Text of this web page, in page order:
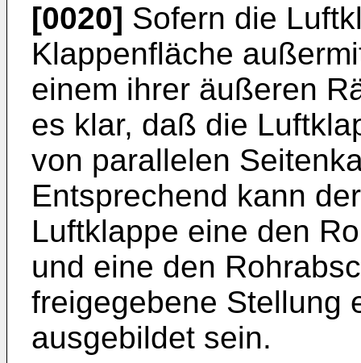
[0020] Sofern die
Klappenfläche
einem ihrer äußeren
es klar, daß die
von parallelen
Entsprechend kann
Luftklappe eine den
und eine den
freigegebene Stellung
ausgebildet sein.